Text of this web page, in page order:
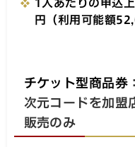
1人あたりの申込
円（利用可能額
チケット型商品券
次元コードを加
販売のみ